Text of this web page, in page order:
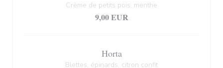
Crème de petits pois, menthe
9,00 EUR
Horta
Blettes, épinards, citron confit